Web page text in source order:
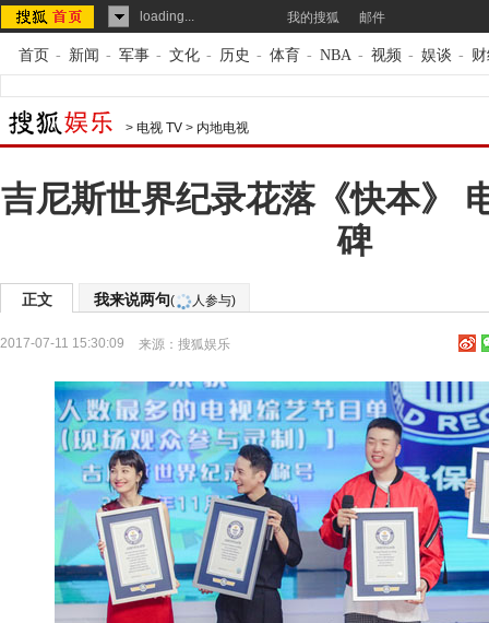
loading... 我的搜狐 邮件
首页 - 新闻 - 军事 - 文化 - 历史 - 体育 - NBA - 视频 - 娱谈 -
> 电视 TV > 内地电视
吉尼斯世界纪录花落《快本》
碑
正文 我来说两句( 人参与)
2017-07-11 15:30:09 来源： 搜狐娱乐